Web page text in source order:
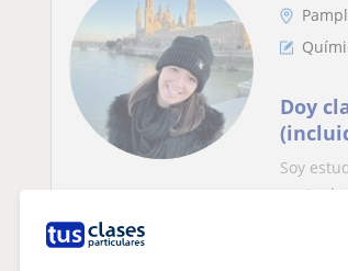
Doy
a
Soy
gusta